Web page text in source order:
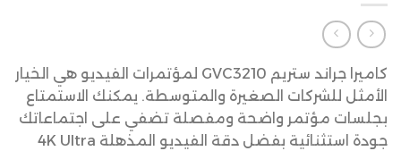
كاميرا جراند ستريم GVC3210 لمؤتمرات الفيديو هي الخيار
الأمثل للشركات الصغيرة والمتوسطة. يمكنك الاستمتاع
بجلسات مؤتمر واضحة ومفصلة تضفي على اجتماعاتك
جودة استثنائية بفضل دقة الفيديو المذهلة 4K Ultra